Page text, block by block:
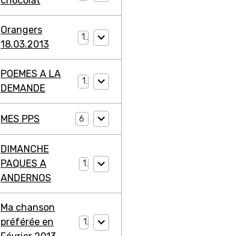
Orangers
18.03.2013
1
POEMES A LA
DEMANDE
1
MES PPS 6
DIMANCHE
PAQUES A
ANDERNOS
1
Ma chanson
préférée en
1